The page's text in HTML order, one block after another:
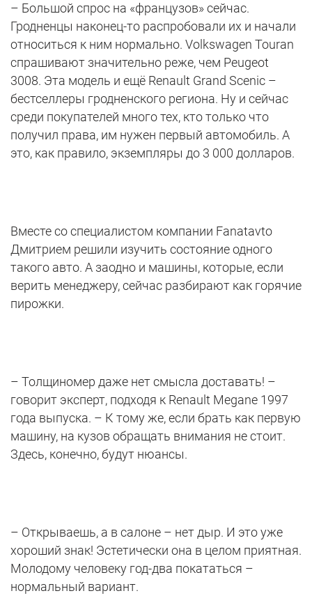
– Большой спрос на «французов» сейчас.
Гродненцы наконец-то распробовали их и начали
относиться к ним нормально. Volkswagen Touran
спрашивают значительно реже, чем Peugeot
3008. Эта модель и ещё Renault Grand Scenic –
бестселлеры гродненского региона. Ну и сейчас
среди покупателей много тех, кто только что
получил права, им нужен первый автомобиль. А
это, как правило, экземпляры до 3 000 долларов.
Вместе со специалистом компании Fanatavto
Дмитрием решили изучить состояние одного
такого авто. А заодно и машины, которые, если
верить менеджеру, сейчас разбирают как горячие
пирожки.
– Толщиномер даже нет смысла доставать! –
говорит эксперт, подходя к Renault Megane 1997
года выпуска. – К тому же, если брать как первую
машину, на кузов обращать внимания не стоит.
Здесь, конечно, будут нюансы.
– Открываешь, а в салоне – нет дыр. И это уже
хороший знак! Эстетически она в целом приятная.
Молодому человеку год-два покататься –
нормальный вариант.